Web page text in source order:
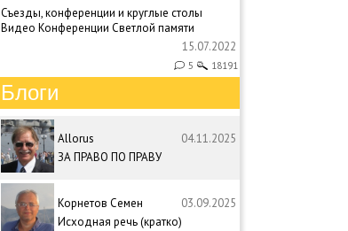
Съезды, конференции и круглые столы
Видео Конференции Светлой памяти
15.07.2022
5 18191
Блоги
Allorus
04.11.2025
ЗА ПРАВО ПО ПРАВУ
Корнетов Семен
03.09.2025
Исходная речь (кратко)